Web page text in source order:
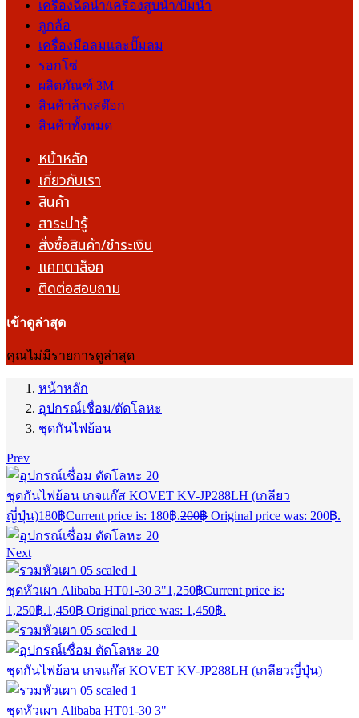
เครื่องฉีดน้ำ/เครื่องสูบน้ำ/ปั๊มน้ำ
ลูกล้อ
เครื่องมือลมและปั๊มลม
รอกโซ่
ผลิตภัณฑ์ 3M
สินค้าล้างสต๊อก
สินค้าทั้งหมด
หน้าหลัก
เกี่ยวกับเรา
สินค้า
สาระน่ารู้
สั่งซื้อสินค้า/ชำระเงิน
แคทตาล็อค
ติดต่อสอบถาม
เข้าดูล่าสุด
คุณไม่มีรายการดูล่าสุด
หน้าหลัก
อุปกรณ์เชื่อม/ตัดโลหะ
ชุดกันไฟย้อน
Prev
ชุดกันไฟย้อน เกจแก๊ส KOVET KV-JP288LH (เกลียว
ญี่ปุ่น)180฿Current price is: 180฿.200฿ Original price was: 200฿.
Next
ชุดหัวเผา Alibaba HT01-30 3"1,250฿Current price is:
1,250฿.1,450฿ Original price was: 1,450฿.
ชุดกันไฟย้อน เกจแก๊ส KOVET KV-JP288LH (เกลียวญี่ปุ่น)
ชุดหัวเผา Alibaba HT01-30 3"